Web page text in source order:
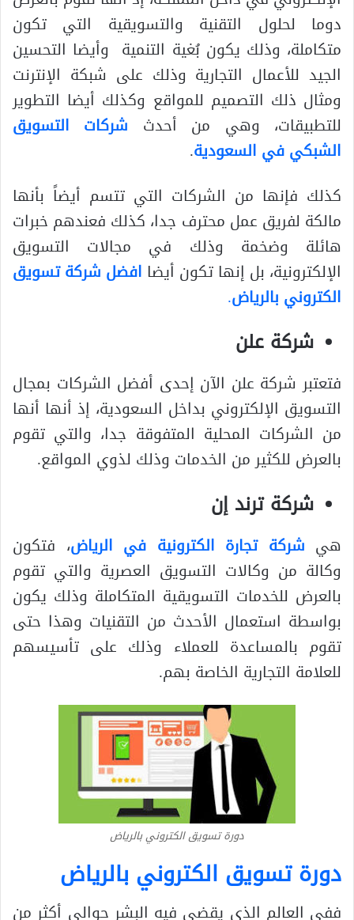
دوما لحلول التقنية والتسويقية التي تكون
متكاملة، وذلك يكون بُغية التنمية وأيضا التحسين
الجيد للأعمال التجارية وذلك على شبكة الإنترنت
ومثال ذلك التصميم للمواقع وكذلك أيضا التطوير
للتطبيقات، وهي من أحدث شركات التسويق
الشبكي في السعودية.
كذلك فإنها من الشركات التي تتسم أيضاً بأنها
مالكة لفريق عمل محترف جدا، كذلك فعندهم خبرات
هائلة وضخمة وذلك في مجالات التسويق
الإلكترونية، بل إنها تكون أيضا افضل شركة تسويق
الكتروني بالرياض.
شركة علن
فتعتبر شركة علن الآن إحدى أفضل الشركات بمجال
التسويق الإلكتروني بداخل السعودية، إذ أنها أنها
من الشركات المحلية المتفوقة جدا، والتي تقوم
بالعرض للكثير من الخدمات وذلك لذوي المواقع.
شركة ترند إن
هي شركة تجارة الكترونية في الرياض، فتكون
وكالة من وكالات التسويق العصرية والتي تقوم
بالعرض للخدمات التسويقية المتكاملة وذلك يكون
بواسطة استعمال الأحدث من التقنيات وهذا حتى
تقوم بالمساعدة للعملاء وذلك على تأسيسهم
للعلامة التجارية الخاصة بهم.
دورة تسويق الكتروني بالرياض
دورة تسويق الكتروني بالرياض
ففي العالم الذي يقضي فيه البشر حوالي أكثر من